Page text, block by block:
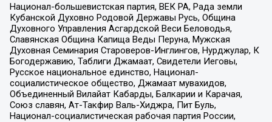
Национал-большевистская партия, ВЕК РА, Рада земли
Кубанской Духовно Родовой Державы Русь, Община
Духовного Управления Асгардской Веси Беловодья,
Славянская Община Капища Веды Перуна, Мужская
Духовная Семинария Староверов-Инглингов, Нурджулар, К
Богодержавию, Таблиги Джамаат, Свидетели Иеговы,
Русское национальное единство, Национал-
социалистическое общество, Джамаат мувахидов,
Объединенный Вилайат Кабарды, Балкарии и Карачая,
Союз славян, Ат-Такфир Валь-Хиджра, Пит Буль,
Национал-социалистическая рабочая партия России,